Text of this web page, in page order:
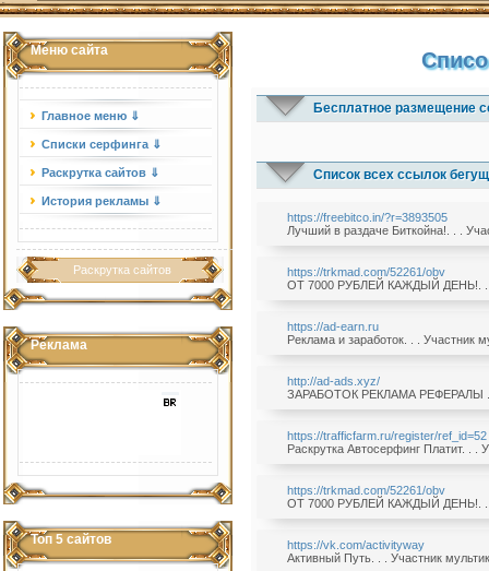
Меню сайта
Главное меню ⇓
Списки серфинга ⇓
Раскрутка сайтов ⇓
История рекламы ⇓
Раскрутка сайтов
Реклама
Топ 5 сайтов
Бесплатное размещение
Список всех ссылок
https://freebitco.in/?r=3893505
Лучший в раздаче Биткойна!. . .
https://trkmad.com/52261/obv
ОТ 7000 РУБЛЕЙ КАЖДЫЙ ДЕНЬ!. . .
https://ad-earn.ru
Реклама и заработок. . . Участник
http://ad-ads.xyz/
ЗАРАБОТОК РЕКЛАМА РЕФЕРАЛЫ . . .
https://trafficfarm.ru/register/ref_id=52
Раскрутка Автосерфинг Платит. . .
https://trkmad.com/52261/obv
ОТ 7000 РУБЛЕЙ КАЖДЫЙ ДЕНЬ!. . .
https://vk.com/activityway
Активный Путь. . . Участник